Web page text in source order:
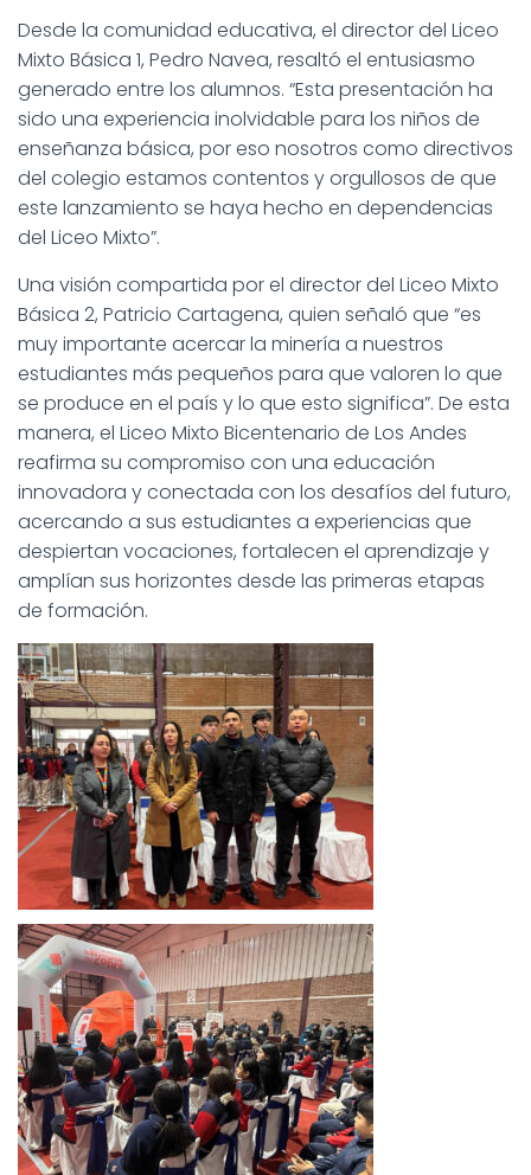
Desde la comunidad educativa, el director del Liceo
Mixto Básica 1, Pedro Navea, resaltó el entusiasmo
generado entre los alumnos. “Esta presentación ha
sido una experiencia inolvidable para los niños de
enseñanza básica, por eso nosotros como directivos
del colegio estamos contentos y orgullosos de que
este lanzamiento se haya hecho en dependencias
del Liceo Mixto”.
Una visión compartida por el director del Liceo Mixto
Básica 2, Patricio Cartagena, quien señaló que “es
muy importante acercar la minería a nuestros
estudiantes más pequeños para que valoren lo que
se produce en el país y lo que esto significa”. De esta
manera, el Liceo Mixto Bicentenario de Los Andes
reafirma su compromiso con una educación
innovadora y conectada con los desafíos del futuro,
acercando a sus estudiantes a experiencias que
despiertan vocaciones, fortalecen el aprendizaje y
amplían sus horizontes desde las primeras etapas
de formación.